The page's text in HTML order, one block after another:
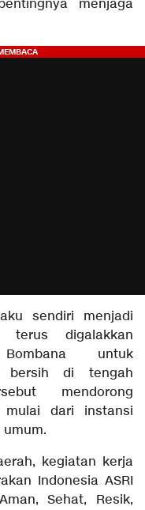
menjaga
sendiri menjadi
digalakkan
untuk
bersih di tengah
mendorong
mulai dari instansi
kegiatan kerja
Indonesia ASRI
Sehat, Resik,